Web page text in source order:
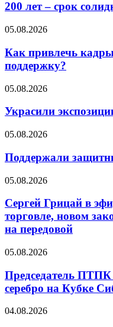
200 лет – срок
05.08.2026
Как привлечь
поддержку?
05.08.2026
Украсили
05.08.2026
Поддержали
05.08.2026
Сергей Грицай в
торговле, новом
на передовой
05.08.2026
Председатель ПТПК
серебро на Кубке
04.08.2026